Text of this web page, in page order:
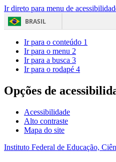
Ir direto para menu de
BRASIL
Ir para o conteúdo 1
Ir para o menu 2
Ir para a busca 3
Ir para o rodapé 4
Opções de
Acessibilidade
Alto contraste
Mapa do site
Instituto Federal de Educação,